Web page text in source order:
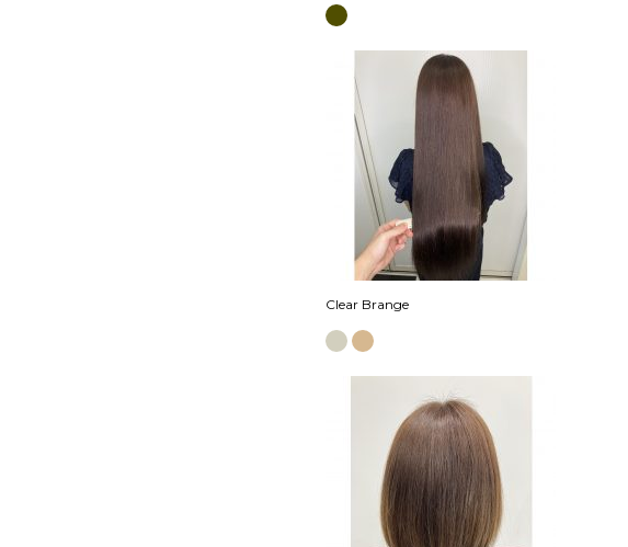
Clear Brange